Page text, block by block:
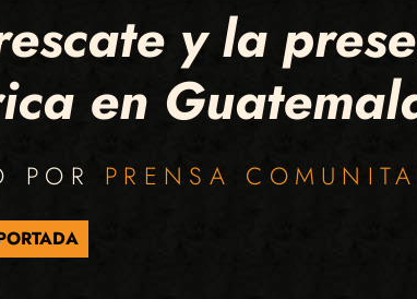
y la
en
POR PRENSA